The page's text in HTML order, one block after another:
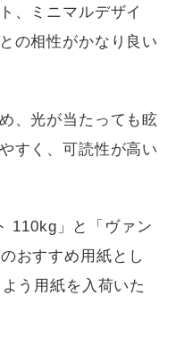
、ミニマルデザイ
の相性がかなり良い
、光が当たっても眩
すく、可読性が高い
110kg」と「ヴァン
おすすめ用紙とし
う用紙を入荷いた